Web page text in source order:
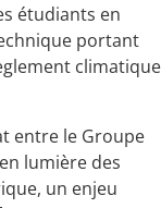
étudiants en
portant
climatique
entre le Groupe
lumière des
un enjeu